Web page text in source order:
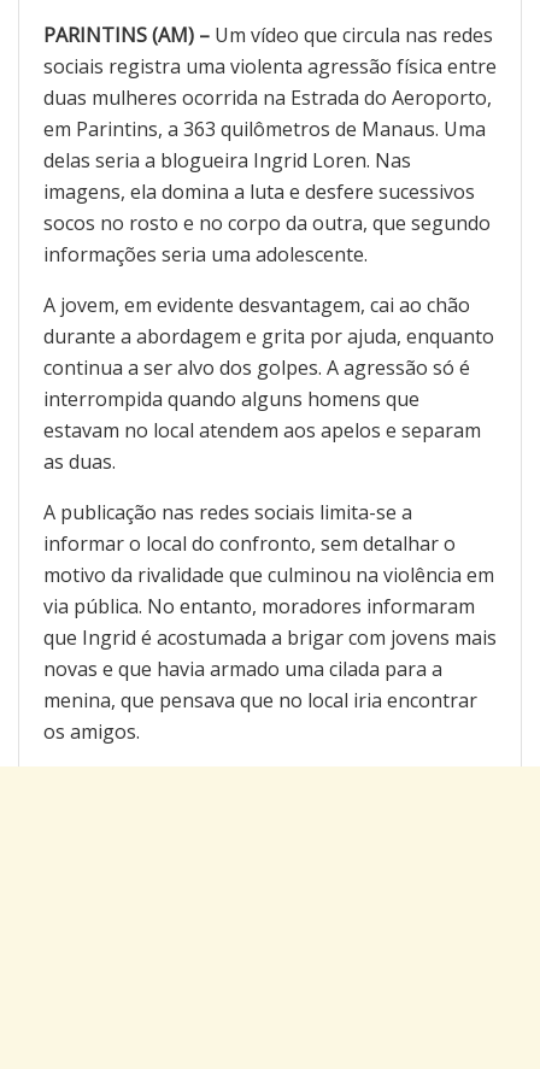
PARINTINS (AM) – Um vídeo que circula nas redes
sociais registra uma violenta agressão física entre
duas mulheres ocorrida na Estrada do Aeroporto,
em Parintins, a 363 quilômetros de Manaus. Uma
delas seria a blogueira Ingrid Loren. Nas
imagens, ela domina a luta e desfere sucessivos
socos no rosto e no corpo da outra, que segundo
informações seria uma adolescente.
A jovem, em evidente desvantagem, cai ao chão
durante a abordagem e grita por ajuda, enquanto
continua a ser alvo dos golpes. A agressão só é
interrompida quando alguns homens que
estavam no local atendem aos apelos e separam
as duas.
A publicação nas redes sociais limita-se a
informar o local do confronto, sem detalhar o
motivo da rivalidade que culminou na violência em
via pública. No entanto, moradores informaram
que Ingrid é acostumada a brigar com jovens mais
novas e que havia armado uma cilada para a
menina, que pensava que no local iria encontrar
os amigos.